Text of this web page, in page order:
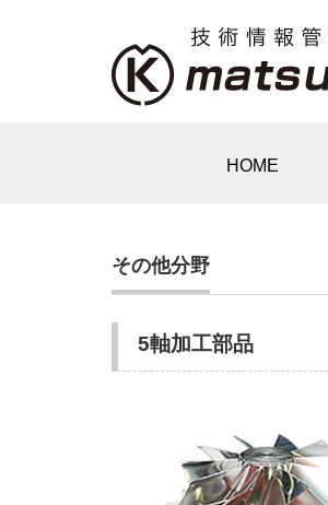
HOME
その他分野
5軸加工部品